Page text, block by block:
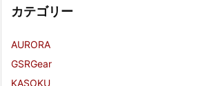
カテゴリー
AURORA
GSRGear
KASOKU